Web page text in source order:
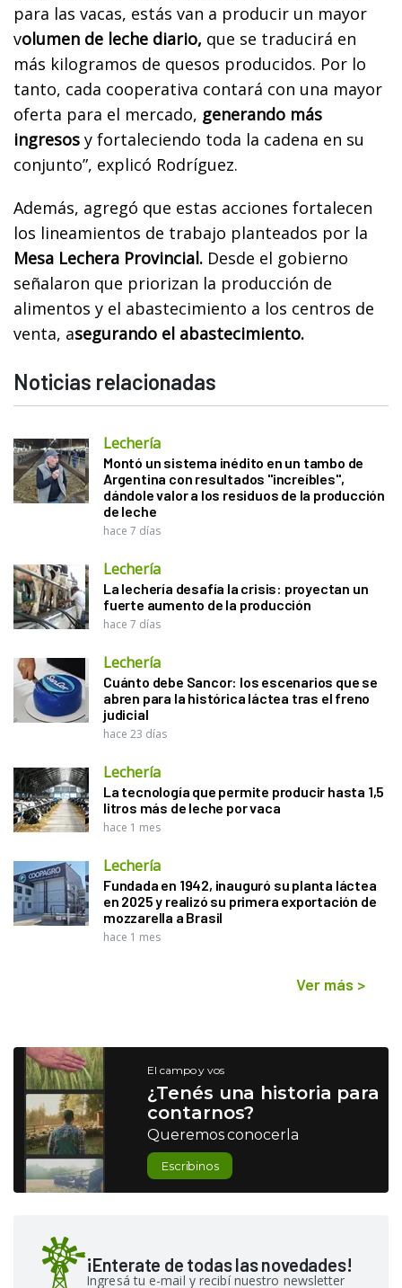
para las vacas, estás van a producir un mayor
volumen de leche diario, que se traducirá en
más kilogramos de quesos producidos. Por lo
tanto, cada cooperativa contará con una mayor
oferta para el mercado, generando más
ingresos y fortaleciendo toda la cadena en su
conjunto”, explicó Rodríguez.
Además, agregó que estas acciones fortalecen
los lineamientos de trabajo planteados por la
Mesa Lechera Provincial. Desde el gobierno
señalaron que priorizan la producción de
alimentos y el abastecimiento a los centros de
venta, asegurando el abastecimiento.
Noticias relacionadas
Lechería
Montó un sistema inédito en un tambo de
Argentina con resultados "increíbles",
dándole valor a los residuos de la producción
de leche
hace 7 días
Lechería
La lechería desafía la crisis: proyectan un
fuerte aumento de la producción
hace 7 días
Lechería
Cuánto debe Sancor: los escenarios que se
abren para la histórica láctea tras el freno
judicial
hace 23 días
Lechería
La tecnología que permite producir hasta 1,5
litros más de leche por vaca
hace 1 mes
Lechería
Fundada en 1942, inauguró su planta láctea
en 2025 y realizó su primera exportación de
mozzarella a Brasil
hace 1 mes
Ver más >
El campo y vos
¿Tenés una historia para
contarnos?
Queremos conocerla
Escribinos
¡Enterate de todas las novedades!
Ingresá tu e-mail y recibí nuestro newsletter